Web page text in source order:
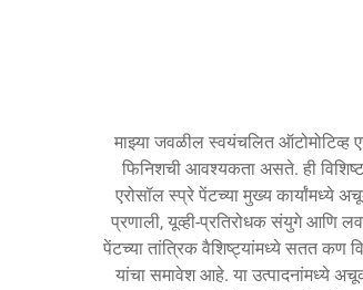
माझ्या जवळील स्वयंचलित ऑटोमोटिव्ह
फिनिशची आवश्यकता असते. ही
एरोसॉल स्प्रे पेंटच्या मुख्य कार्यांमध्ये
प्रणाली, यूव्ही-प्रतिरोधक संयुगे आणि
पेंटच्या तांत्रिक वैशिष्ट्यांमध्ये सतत कण
यांचा समावेश आहे. या उत्पादनांमध्ये